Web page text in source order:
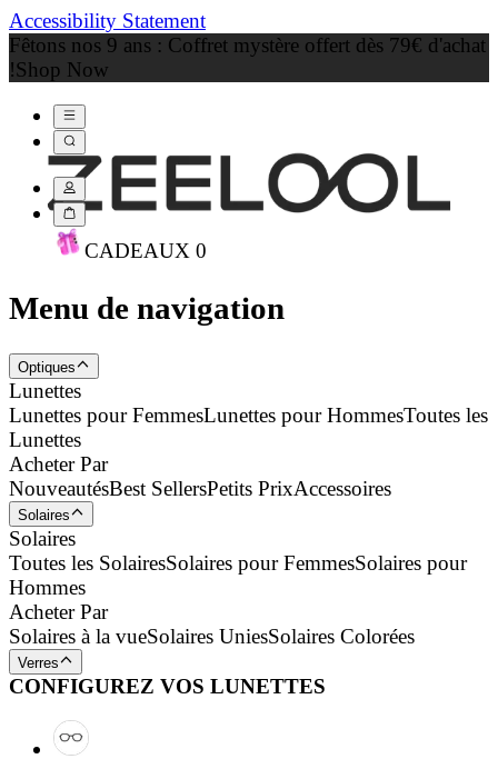
Accessibility Statement
Fêtons nos 9 ans : Coffret mystère offert dès 79€ d'achat
!Shop Now
CADEAUX 0
Menu de navigation
Optiques
Lunettes
Lunettes pour FemmesLunettes pour HommesToutes les
Lunettes
Acheter Par
NouveautésBest SellersPetits PrixAccessoires
Solaires
Solaires
Toutes les SolairesSolaires pour FemmesSolaires pour
Hommes
Acheter Par
Solaires à la vueSolaires UniesSolaires Colorées
Verres
CONFIGUREZ VOS LUNETTES